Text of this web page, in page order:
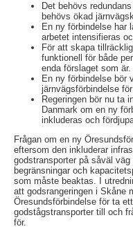
Det behövs
behövs ökad
En ny förbindelse har
arbetet intensifieras
För att skapa
funktionell för både
enda förslaget som är.
En ny förbindelse bör
järnvägsförbindelse
Regeringen bör nu ta
Danmark om en ny
inkluderas och
Frågan om en ny
eftersom den inkluderar
godstransporter på såväl
begränsningar och
som måste beaktas. I
att godsrangeringen i Skåne
Öresundsförbindelse för ta
godstågstransporter till och
för.